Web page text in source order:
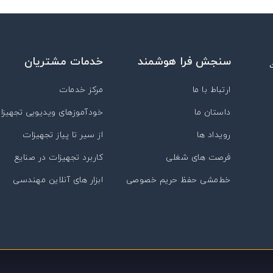
سنجش فرا هوشمند
ارتباط با ما
داستان ما
رویداد ها
فرصت های شغلی
خط‌مشی حفظ حریم خصوصی
خدمات مشتریان
مرکز خدمات
خودآموزهای ویدیویی
از سیر تا پیاز تجهیزات
کاربرد تجهیزات در صنایع
ابزار های آنلاین مهندسی